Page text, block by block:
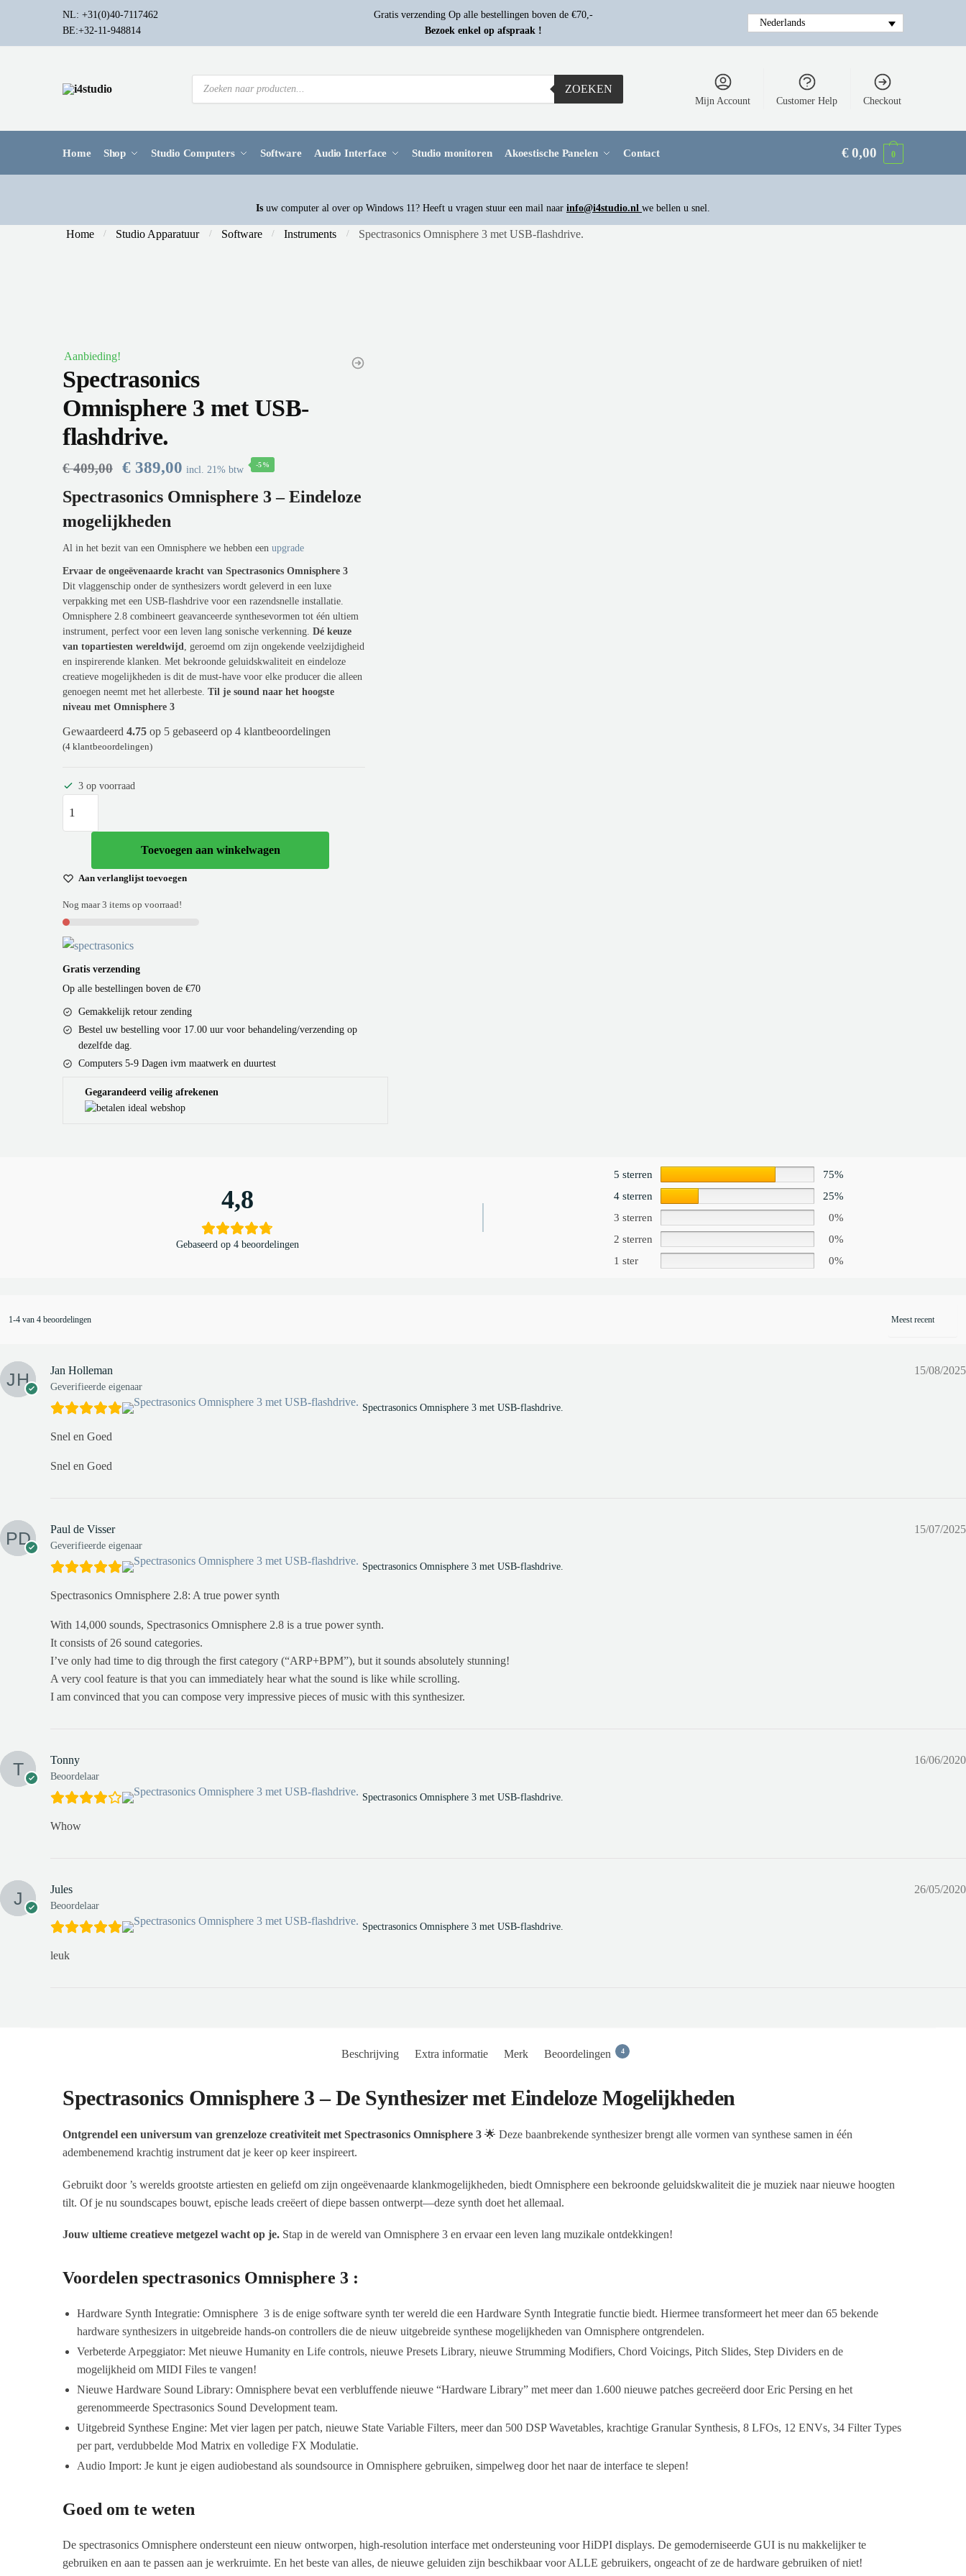
NL: +31(0)40-7117462
BE:+32-11-948814
Gratis verzending Op alle bestellingen boven de €70,-
Bezoek enkel op afspraak !
Nederlands
ZOEKEN
Mijn Account Customer Help Checkout
Home Shop Studio Computers Software Audio Interface Studio monitoren Akoestische Panelen Contact €0,00 0
Is uw computer al over op Windows 11? Heeft u vragen stuur een mail naar info@i4studio.nl we bellen u snel.
Home / Studio Apparatuur / Software / Instruments / Spectrasonics Omnisphere 3 met USB-flashdrive.
Aanbieding!
Spectrasonics
Omnisphere 3 met USB-
flashdrive.
€409,00 € 389,00 incl. 21% btw -5%
Spectrasonics Omnisphere 3 – Eindeloze
mogelijkheden
Al in het bezit van een Omnisphere we hebben eenupgrade
Ervaar de ongeëvenaarde kracht van Spectrasonics Omnisphere 3
Dit vlaggenschip onder de synthesizers wordt geleverd in een luxe
verpakking met een USB-flashdrive voor een razendsnelle installatie.
Omnisphere 2.8 combineert geavanceerde synthesevormen tot één ultiem
instrument, perfect voor een leven lang sonische verkenning.Dé keuze
van topartiesten wereldwijd, geroemd om zijn ongekende veelzijdigheid
en inspirerende klanken. Met bekroonde geluidskwaliteit en eindeloze
creatieve mogelijkheden is dit de must-have voor elke producer die alleen
genoegen neemt met het allerbeste.Til je sound naar het hoogste
niveau met Omnisphere 3
Gewaardeerd4.75 op 5 gebaseerd op4 klantbeoordelingen
(4 klantbeoordelingen)
3 op voorraad
Toevoegen aan winkelwagen
Aan verlanglijst toevoegen
Nog maar 3 items op voorraad!
Gratis verzending
Op alle bestellingen boven de €70
Gemakkelijk retour zending
Bestel uw bestelling voor 17.00 uur voor behandeling/verzending op
dezelfde dag.
Computers 5-9 Dagen ivm maatwerk en duurtest
Gegarandeerd veilig afrekenen
4,8
Gebaseerd op 4 beoordelingen
5 sterren
75%
4 sterren
25%
3 sterren
0%
2 sterren
0%
1 ster
0%
1-4 van 4 beoordelingen
Jan Holleman
Geverifieerde eigenaar
15/08/2025
Spectrasonics Omnisphere 3 met USB-flashdrive.
Snel en Goed
Snel en Goed
Paul de Visser
Geverifieerde eigenaar
15/07/2025
Spectrasonics Omnisphere 3 met USB-flashdrive.
Spectrasonics Omnisphere 2.8: A true power synth
With 14,000 sounds, Spectrasonics Omnisphere 2.8 is a true power synth.
It consists of 26 sound categories.
I’ve only had time to dig through the first category (“ARP+BPM”), but it sounds absolutely stunning!
A very cool feature is that you can immediately hear what the sound is like while scrolling.
I am convinced that you can compose very impressive pieces of music with this synthesizer.
Tonny
Beoordelaar
16/06/2020
Spectrasonics Omnisphere 3 met USB-flashdrive.
Whow
Jules
Beoordelaar
26/05/2020
Spectrasonics Omnisphere 3 met USB-flashdrive.
leuk
Beschrijving Extra informatie Merk Beoordelingen 4
Spectrasonics Omnisphere 3 – De Synthesizer met Eindeloze Mogelijkheden
Ontgrendel een universum van grenzeloze creativiteit met Spectrasonics Omnisphere 3 🌟 Deze baanbrekende synthesizer brengt alle vormen van synthese samen in één
adembenemend krachtig instrument dat je keer op keer inspireert.
Gebruikt door ’s werelds grootste artiesten en geliefd om zijn ongeëvenaarde klankmogelijkheden, biedt Omnisphere een bekroonde geluidskwaliteit die je muziek naar nieuwe hoogten
tilt. Of je nu soundscapes bouwt, epische leads creëert of diepe bassen ontwerpt—deze synth doet het allemaal.
Jouw ultieme creatieve metgezel wacht op je. Stap in de wereld van Omnisphere 3 en ervaar een leven lang muzikale ontdekkingen!
Voordelen spectrasonics Omnisphere 3 :
Hardware Synth Integratie: Omnisphere 3 is de enige software synth ter wereld die een Hardware Synth Integratie functie biedt. Hiermee transformeert het meer dan 65 bekende
hardware synthesizers in uitgebreide hands-on controllers die de nieuw uitgebreide synthese mogelijkheden van Omnisphere ontgrendelen.
Verbeterde Arpeggiator: Met nieuwe Humanity en Life controls, nieuwe Presets Library, nieuwe Strumming Modifiers, Chord Voicings, Pitch Slides, Step Dividers en de
mogelijkheid om MIDI Files te vangen!
Nieuwe Hardware Sound Library: Omnisphere bevat een verbluffende nieuwe “Hardware Library” met meer dan 1.600 nieuwe patches gecreëerd door Eric Persing en het
gerenommeerde Spectrasonics Sound Development team.
Uitgebreid Synthese Engine: Met vier lagen per patch, nieuwe State Variable Filters, meer dan 500 DSP Wavetables, krachtige Granular Synthesis, 8 LFOs, 12 ENVs, 34 Filter Types
per part, verdubbelde Mod Matrix en volledige FX Modulatie.
Audio Import: Je kunt je eigen audiobestand als soundsource in Omnisphere gebruiken, simpelweg door het naar de interface te slepen!
Goed om te weten
De spectrasonics Omnisphere ondersteunt een nieuw ontworpen, high-resolution interface met ondersteuning voor HiDPI displays. De gemoderniseerde GUI is nu makkelijker te
gebruiken en aan te passen aan je werkruimte. En het beste van alles, de nieuwe geluiden zijn beschikbaar voor ALLE gebruikers, ongeacht of ze de hardware gebruiken of niet!